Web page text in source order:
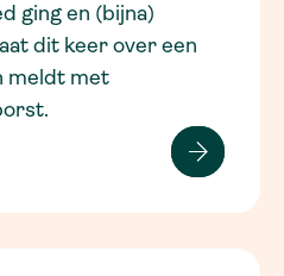
ging en (bijna)
dit keer over een
meldt met